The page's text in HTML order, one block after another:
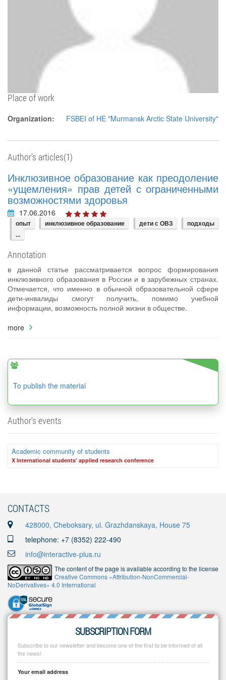
Place of work
Organization: FSBEI of HE "Murmansk Arctic State University"
Author's articles(1)
Инклюзивное образование как преодоление
«ущемления» прав детей с ограниченными
возможностями здоровья
17.06.2016
опыт инклюзивное образование дети с ОВЗ
подходы
...
Annotation
в данной статье рассматривается вопрос формирования
инклюзивного образования в России и в зарубежных странах.
Отмечается, что именно в обычной образовательной сфере
дети-инвалиды смогут получить, помимо учебной
информации, возможность полной жизни в обществе.
more
To publish the material
Author's events
Academic community of students
X International students' applied research conference
CONTACTS
428000, Cheboksary, ul. Grazhdanskaya, House 75
telephone: +7 (8352) 222-490
info@interactive-plus.ru
The content of the page is available according to the license
Creative Commons «Attribution-NonCommercial-
NoDerivatives» 4.0 International
SUBSCRIPTION FORM
Subscribe to our newsletter and become one of the first to be informed of all
the news!
Your email address